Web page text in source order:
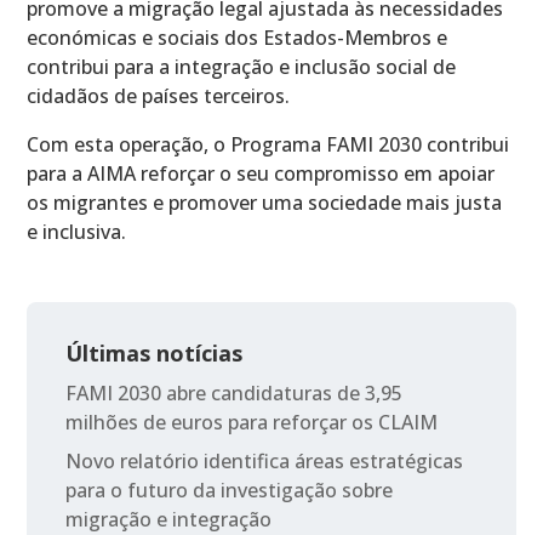
promove a migração legal ajustada às necessidades
económicas e sociais dos Estados-Membros e
contribui para a integração e inclusão social de
cidadãos de países terceiros.
Com esta operação, o Programa FAMI 2030 contribui
para a AIMA reforçar o seu compromisso em apoiar
os migrantes e promover uma sociedade mais justa
e inclusiva.
Últimas notícias
FAMI 2030 abre candidaturas de 3,95
milhões de euros para reforçar os CLAIM
Novo relatório identifica áreas estratégicas
para o futuro da investigação sobre
migração e integração